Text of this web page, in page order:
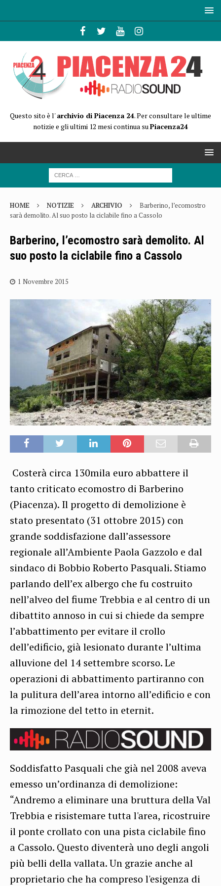
Questo sito è l'archivio di Piacenza 24. Per consultare le ultime
notizie e gli ultimi 12 mesi continua suPiacenza24
HOME NOTIZIE ARCHIVIO
Barberino, l’ecomostro
sarà demolito. Al suo posto la ciclabile fino a Cassolo
Barberino, l’ecomostro sarà demolito. Al
suo posto la ciclabile fino a Cassolo
1 Novembre 2015
Costerà circa 130mila euro abbattere il
tanto criticato ecomostro di Barberino
(Piacenza). Il progetto di demolizione è
stato presentato (31 ottobre 2015) con
grande soddisfazione dall’assessore
regionale all’Ambiente Paola Gazzolo e dal
sindaco di Bobbio Roberto Pasquali. Stiamo
parlando dell’ex albergo che fu costruito
nell’alveo del fiume Trebbia e al centro di un
dibattito annoso in cui si chiede da sempre
l’abbattimento per evitare il crollo
dell’edificio, già lesionato durante l’ultima
alluvione del 14 settembre scorso. Le
operazioni di abbattimento partiranno con
la pulitura dell’area intorno all’edificio e con
la rimozione del tetto in eternit.
Soddisfatto Pasquali che già nel 2008 aveva
emesso un’ordinanza di demolizione:
“Andremo a eliminare una bruttura della Val
Trebbia e risistemare tutta l'area, ricostruire
il ponte crollato con una pista ciclabile fino
a Cassolo. Questo diventerà uno degli angoli
più belli della vallata. Un grazie anche al
proprietario che ha compreso l'esigenza di